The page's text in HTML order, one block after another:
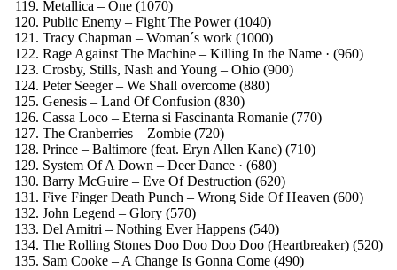
Metallica – One (1070)
Public Enemy – Fight The Power (1040)
Tracy Chapman – Woman´s work (1000)
Rage Against The Machine – Killing In the Name · (960)
Crosby, Stills, Nash and Young – Ohio (900)
Peter Seeger – We Shall overcome (880)
Genesis – Land Of Confusion (830)
Cassa Loco – Eterna si Fascinanta Romanie (770)
The Cranberries – Zombie (720)
Prince – Baltimore (feat. Eryn Allen Kane) (710)
System Of A Down – Deer Dance · (680)
Barry McGuire – Eve Of Destruction (620)
Five Finger Death Punch – Wrong Side Of Heaven (600)
John Legend – Glory (570)
Del Amitri – Nothing Ever Happens (540)
The Rolling Stones Doo Doo Doo Doo (Heartbreaker) (520)
Sam Cooke – A Change Is Gonna Come (490)